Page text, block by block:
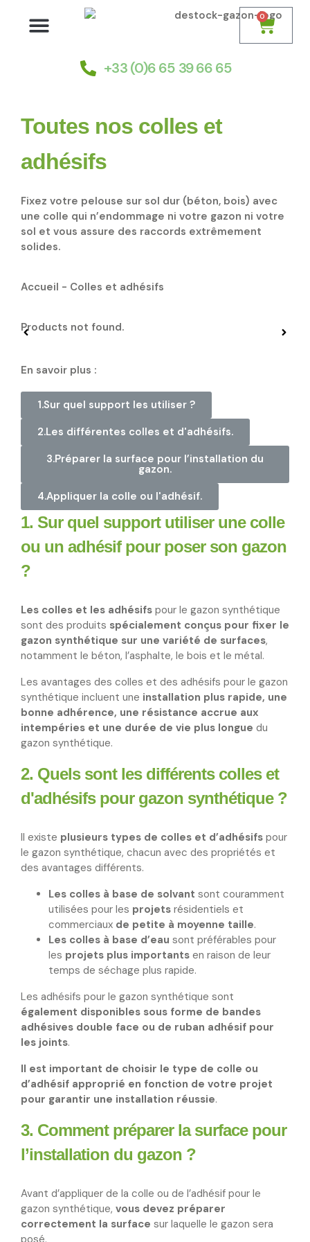
0
+33 (0)6 65 39 66 65
Toutes nos colles et
adhésifs
Fixez votre pelouse sur sol dur (béton, bois) avec
une colle qui n’endommage ni votre gazon ni votre
sol et vous assure des raccords extrêmement
solides.
Accueil - Colles et adhésifs
Products not found.
En savoir plus :
1.Sur quel support les utiliser ?
2.Les différentes colles et d'adhésifs.
3.Préparer la surface pour l’installation du
gazon.
4.Appliquer la colle ou l'adhésif.
1. Sur quel support utiliser une colle
ou un adhésif pour poser son gazon
?
Les colles et les adhésifs pour le gazon synthétique
sont des produits spécialement conçus pour fixer le
gazon synthétique sur une variété de surfaces,
notamment le béton, l’asphalte, le bois et le métal.
Les avantages des colles et des adhésifs pour le gazon
synthétique incluent une installation plus rapide, une
bonne adhérence, une résistance accrue aux
intempéries et une durée de vie plus longue du
gazon synthétique.
2. Quels sont les différents colles et
d'adhésifs pour gazon synthétique ?
Il existe plusieurs types de colles et d’adhésifs pour
le gazon synthétique, chacun avec des propriétés et
des avantages différents.
Les colles à base de solvant sont couramment
utilisées pour les projets résidentiels et
commerciaux de petite à moyenne taille.
Les colles à base d’eau sont préférables pour
les projets plus importants en raison de leur
temps de séchage plus rapide.
Les adhésifs pour le gazon synthétique sont
également disponibles sous forme de bandes
adhésives double face ou de ruban adhésif pour
les joints.
Il est important de choisir le type de colle ou
d’adhésif approprié en fonction de votre projet
pour garantir une installation réussie.
3. Comment préparer la surface pour
l’installation du gazon ?
Avant d’appliquer de la colle ou de l’adhésif pour le
gazon synthétique, vous devez préparer
correctement la surface sur laquelle le gazon sera
posé.